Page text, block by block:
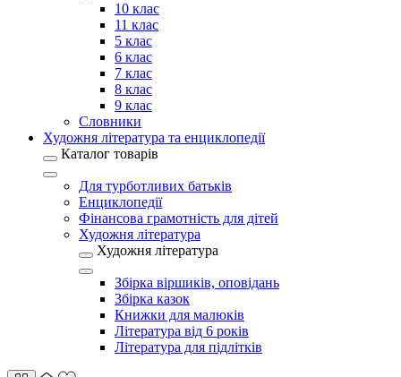
10 клас
11 клас
5 клас
6 клас
7 клас
8 клас
9 клас
Словники
Художня література та енциклопедії
Каталог товарів
Для турботливих батьків
Енциклопедії
Фінансова грамотність для дітей
Художня література
Художня література
Збірка віршиків, оповідань
Збірка казок
Книжки для малюків
Література від 6 років
Література для підлітків